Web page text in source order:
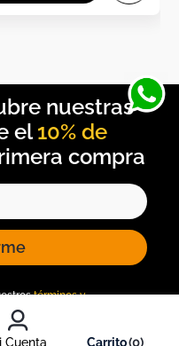
Cuenta 0
10% de
términos y
de información